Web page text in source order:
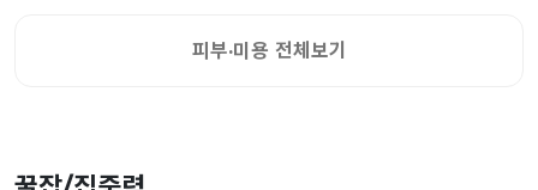
피부·미용 전체보기